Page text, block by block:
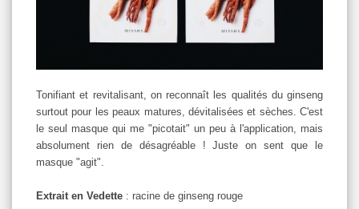
Tonifiant et revitalisant, on reconnaît les qualités du ginseng
surtout pour les peaux matures, dévitalisées et sèches. C'est
le seul masque qui me "picotait" un peu à l'application, mais
absolument rien de désagréable ! Juste on sent que le
masque "agit".
Extrait en Vedette : racine de ginseng rouge